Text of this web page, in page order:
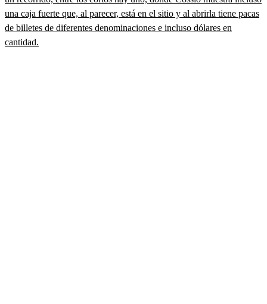
una caja fuerte que, al parecer, está en el sitio y al abrirla tiene pacas
de billetes de diferentes denominaciones e incluso dólares en
cantidad.